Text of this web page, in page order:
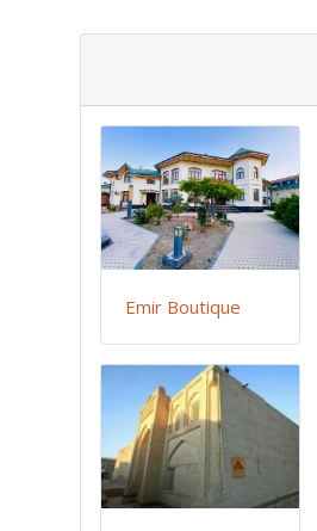
Emir Boutique